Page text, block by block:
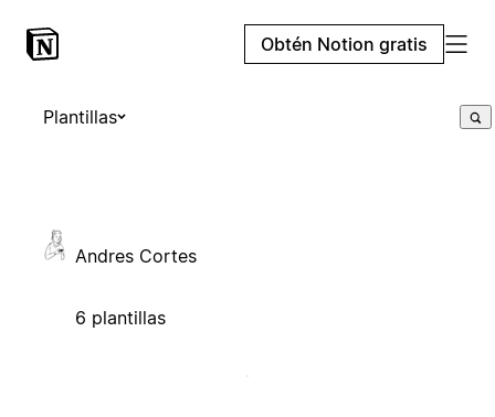
Obtén Notion gratis
Plantillas
Andres Cortes
6 plantillas